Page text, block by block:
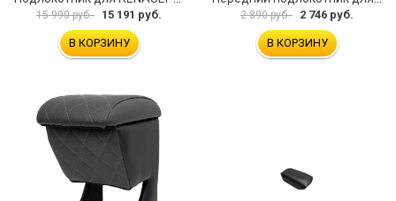
15 990 руб. 15 191 руб.
В КОРЗИНУ
2 890 руб. 2 746 руб.
В КОРЗИНУ